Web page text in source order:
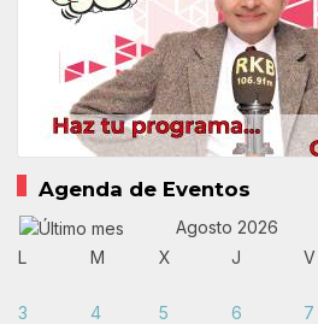
Agenda de Eventos
Agosto 2026
L
M X J V
3
4 5 6 7